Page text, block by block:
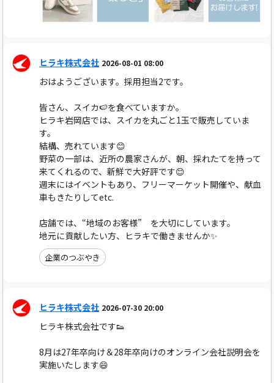
ヒラキ株式会社 2026-08-01 08:00
おはようございます。採用担当2です。
皆さん、スイカ🍉を食べていますか。
ヒラキ岩岡店では、スイカを丸ごと1玉で販売していま
す。
結構、売れています😊
野菜の一部は、近所の農家さんが、朝、採れたてを持って
来てくれるので、新鮮で大好評です😊
週末にはイベントもあり、フリーマーケット開催や、献血
車もきたりしてetc.
店舗では、“地域のお客様” を大切にしています。
地元に貢献したい方、ヒラキで働きませんか✨
企業のつぶやき
ヒラキ株式会社 2026-07-30 20:00
ヒラキ株式会社です👟
8月は27年卒向け＆28年卒向けのオンライン会社説明会を
実施いたします😄